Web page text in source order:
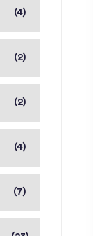
(4)
(2)
(2)
(4)
(7)